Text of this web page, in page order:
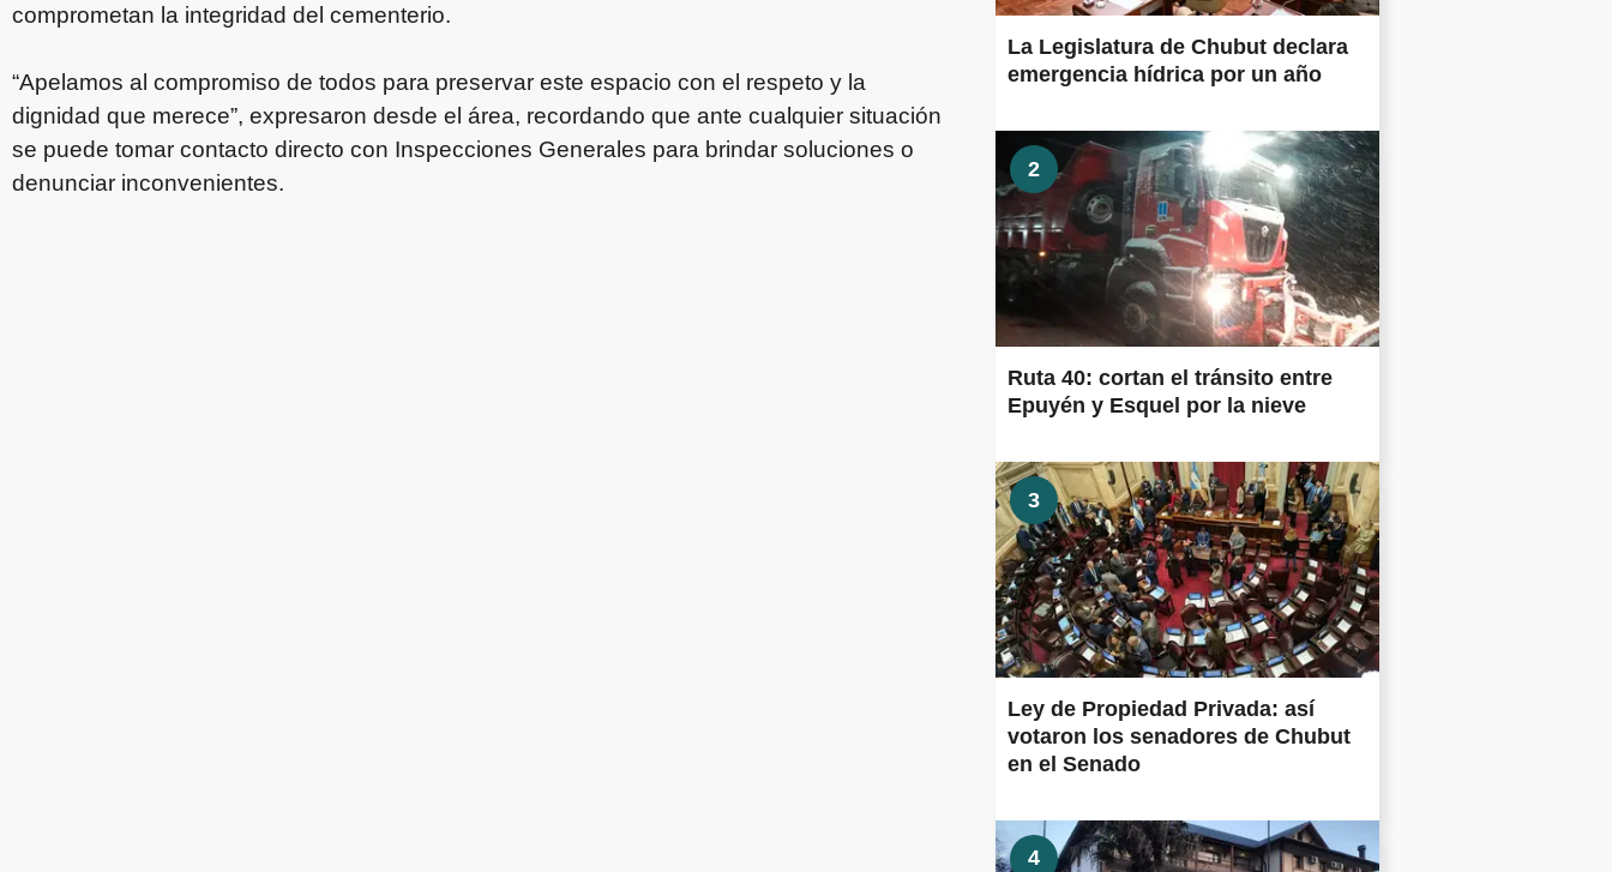
comprometan la integridad del cementerio.
“Apelamos al compromiso de todos para preservar este espacio con el respeto y la
dignidad que merece”, expresaron desde el área, recordando que ante cualquier situación
se puede tomar contacto directo con Inspecciones Generales para brindar soluciones o
denunciar inconvenientes.
La Legislatura de Chubut declara
emergencia hídrica por un año
2
Ruta 40: cortan el tránsito entre
Epuyén y Esquel por la nieve
3
Ley de Propiedad Privada: así
votaron los senadores de Chubut
en el Senado
4